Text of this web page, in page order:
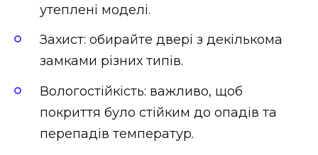
утеплені моделі.
Захист: обирайте двері з декількома
замками різних типів.
Вологостійкість: важливо, щоб
покриття було стійким до опадів та
перепадів температур.